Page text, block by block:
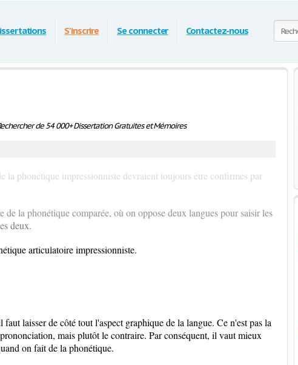
S'inscrire Se connecter Contactez-nous
de 54 000+ Dissertation Gratuites et Mémoires
la phonétique impressionniste devraient toujours être confirmés par
de la phonétique comparée, où on oppose deux langues pour saisir les
deux.
articulatoire impressionniste.
laisser de côté tout l'aspect graphique de la langue. Ce n'est pas la
mais plutôt le contraire. Par conséquent, il vaut mieux
on fait de la phonétique.